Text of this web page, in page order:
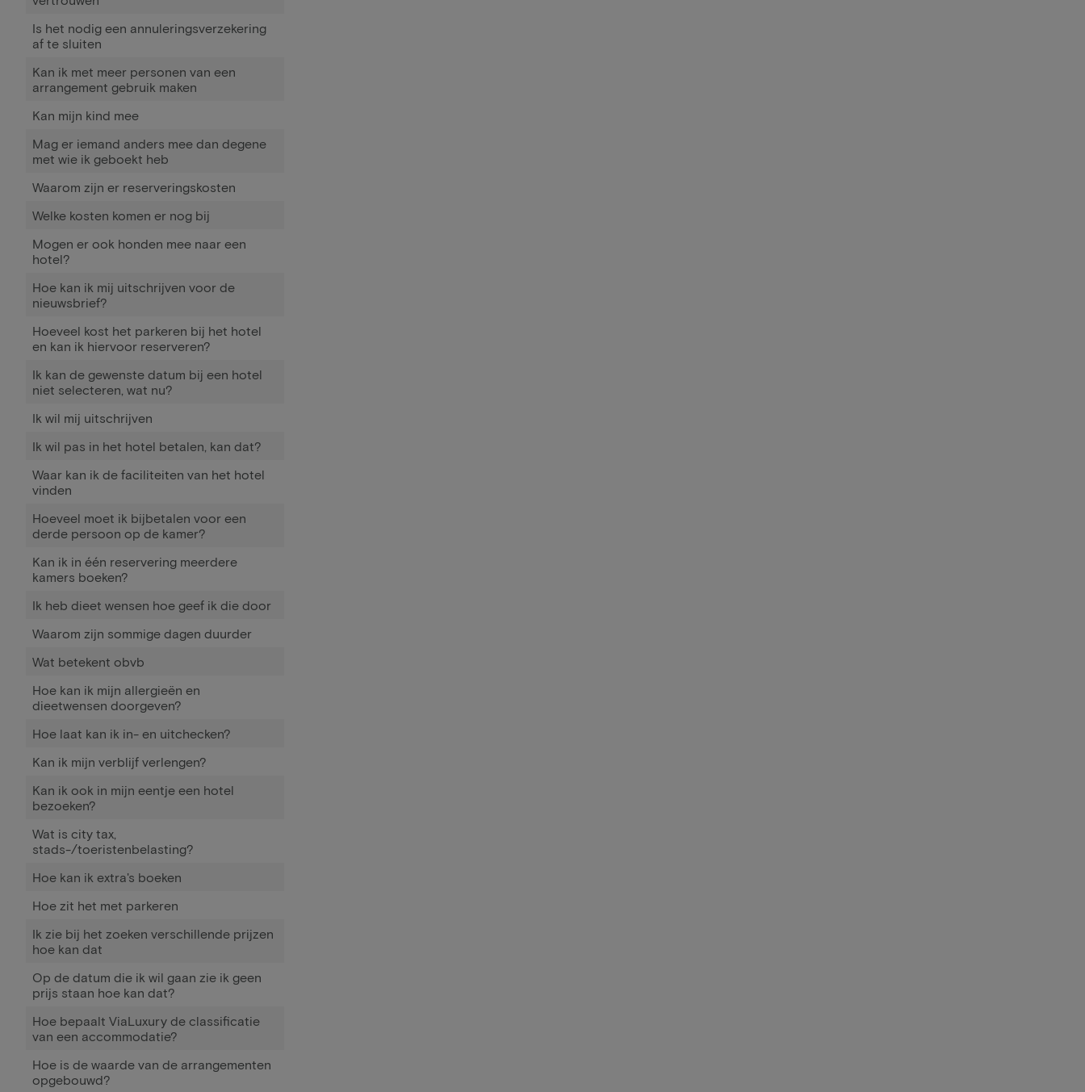
Is het nodig een annuleringsverzekering
af te sluiten
Kan ik met meer personen van een
arrangement gebruik maken
Kan mijn kind mee
Mag er iemand anders mee dan degene
met wie ik geboekt heb
Waarom zijn er reserveringskosten
Welke kosten komen er nog bij
Mogen er ook honden mee naar een
hotel?
Hoe kan ik mij uitschrijven voor de
nieuwsbrief?
Hoeveel kost het parkeren bij het hotel
en kan ik hiervoor reserveren?
Ik kan de gewenste datum bij een hotel
niet selecteren, wat nu?
Ik wil mij uitschrijven
Ik wil pas in het hotel betalen, kan dat?
Waar kan ik de faciliteiten van het hotel
vinden
Hoeveel moet ik bijbetalen voor een
derde persoon op de kamer?
Kan ik in één reservering meerdere
kamers boeken?
Ik heb dieet wensen hoe geef ik die door
Waarom zijn sommige dagen duurder
Wat betekent obvb
Hoe kan ik mijn allergieën en
dieetwensen doorgeven?
Hoe laat kan ik in- en uitchecken?
Kan ik mijn verblijf verlengen?
Kan ik ook in mijn eentje een hotel
bezoeken?
Wat is city tax,
stads-/toeristenbelasting?
Hoe kan ik extra's boeken
Hoe zit het met parkeren
Ik zie bij het zoeken verschillende prijzen
hoe kan dat
Op de datum die ik wil gaan zie ik geen
prijs staan hoe kan dat?
Hoe bepaalt ViaLuxury de classificatie
van een accommodatie?
Hoe is de waarde van de arrangementen
opgebouwd?